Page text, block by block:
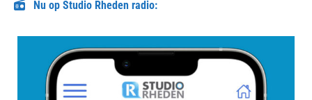
Nu op Studio Rheden radio: